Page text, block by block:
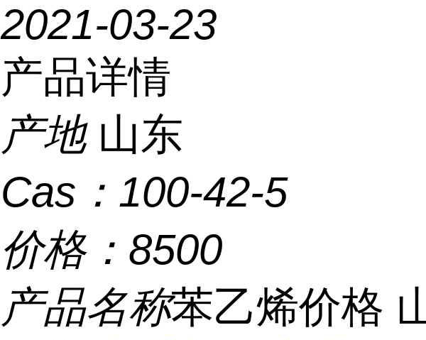
2021-03-23
产品详情
产地 山东
Cas： 100-42-5
价格： 8500
产品名称苯乙烯价格